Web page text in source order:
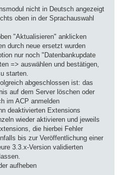
nicht in Deutsch angezeigt
oben in der Sprachauswahl
"Aktualisieren" anklicken
durch neue ersetzt wurden
nur noch "Datenbankupdate
=> auswählen und bestätigen,
starten.
abgeschlossen ist: das
auf dem Server löschen oder
im ACP anmelden
deaktivierten Extensions
wieder aktivieren und jeweils
die hierbei Fehler
bis zur Veröffentlichung einer
3.3.x-Version validierten
aufheben